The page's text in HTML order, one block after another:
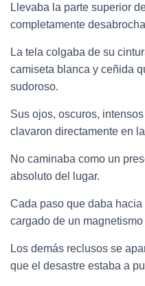
Llevaba la parte superior
completamente
La tela colgaba de su
camiseta blanca y ceñida
sudoroso.
Sus ojos, oscuros,
clavaron directamente en
No caminaba como un
absoluto del lugar.
Cada paso que daba
cargado de un magnetismo
Los demás reclusos se
que el desastre estaba a